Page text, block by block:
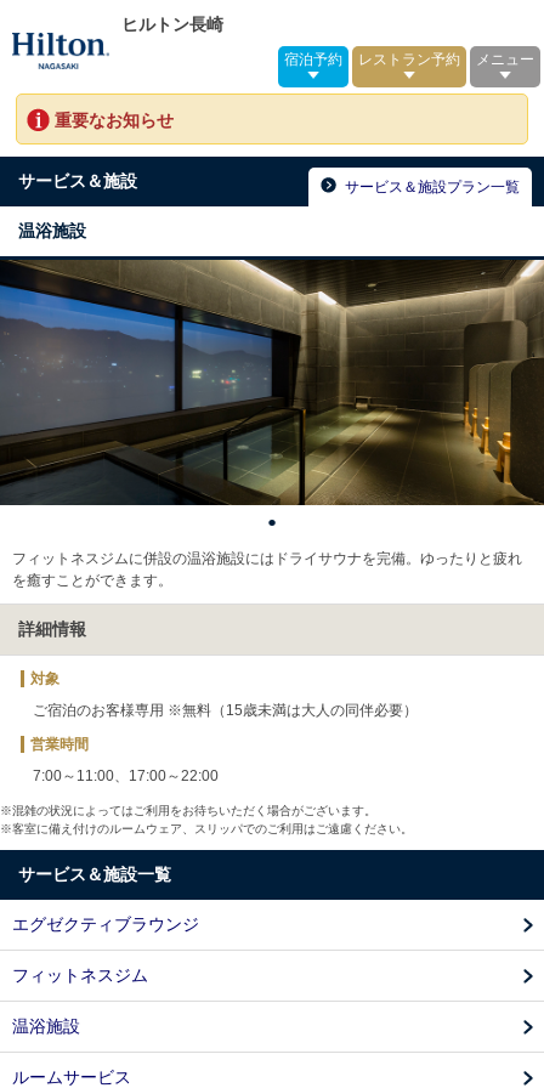
ヒルトン長崎
宿泊予約 レストラン予約 メニュー
重要なお知らせ
サービス＆施設 サービス＆施設プラン一覧
温浴施設
フィットネスジムに併設の温浴施設にはドライサウナを完備。ゆったりと疲れ
を癒すことができます。
詳細情報
対象
ご宿泊のお客様専用 ※無料（15歳未満は大人の同伴必要）
営業時間
7:00～11:00、17:00～22:00
※混雑の状況によってはご利用をお待ちいただく場合がございます。
※客室に備え付けのルームウェア、スリッパでのご利用はご遠慮ください。
サービス＆施設一覧
エグゼクティブラウンジ
フィットネスジム
温浴施設
ルームサービス